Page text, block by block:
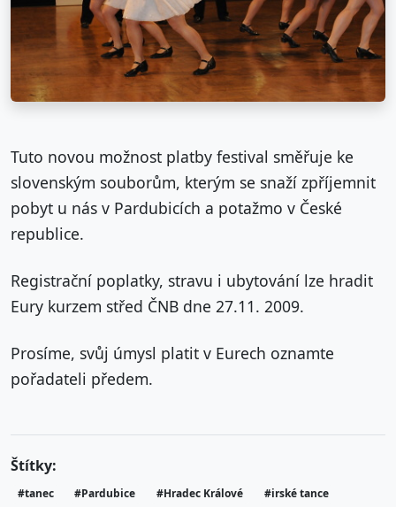
Tuto novou možnost platby festival směřuje ke
slovenským souborům, kterým se snaží zpříjemnit
pobyt u nás v Pardubicích a potažmo v České
republice.
Registrační poplatky, stravu i ubytování lze hradit
Eury kurzem střed ČNB dne 27.11. 2009.
Prosíme, svůj úmysl platit v Eurech oznamte
pořadateli předem.
Štítky:
#tanec #Pardubice #Hradec Králové
#irské tance